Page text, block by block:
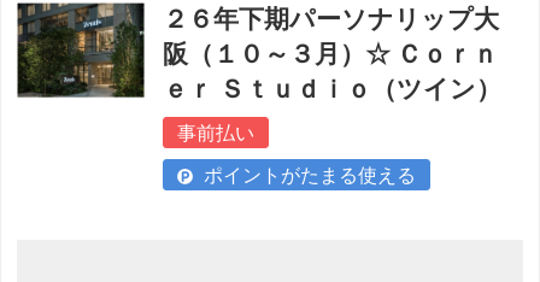
２６年下期パーソナリップ大
阪（１０～３月）☆ Ｃｏｒｎ
ｅｒ Ｓｔｕｄｉｏ（ツイン）
事前払い
ポイントがたまる使える